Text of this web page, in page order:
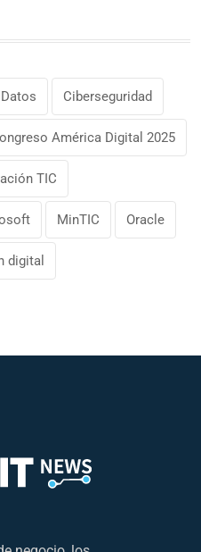
Ciberseguridad
América Digital 2025
TIC
MinTIC Oracle
digital